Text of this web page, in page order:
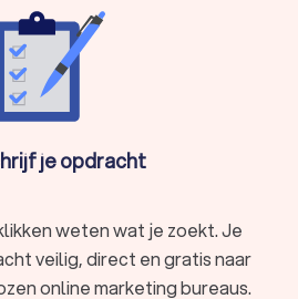
je opdracht
weten wat je zoekt. Je
veilig, direct en gratis naar
online marketing bureaus.